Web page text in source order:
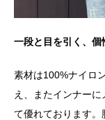
一段と目を引く、個
素材は100%ナイロ
え、またインナー
て優れております